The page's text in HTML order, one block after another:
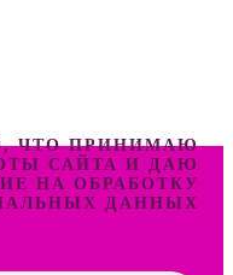
ЧТО ПРИНИМАЮ
САЙТА И ДАЮ
НА ОБРАБОТКУ
ДАННЫХ